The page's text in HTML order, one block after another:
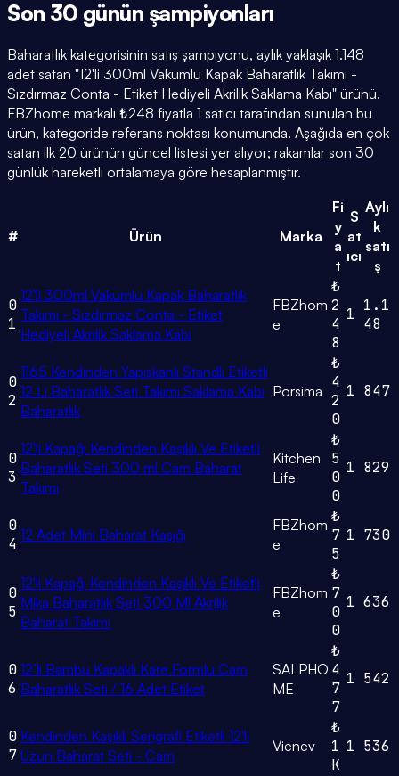
Son 30 günün şampiyonları
Baharatlık kategorisinin satış şampiyonu, aylık yaklaşık 1.148
adet satan "12'li 300ml Vakumlu Kapak Baharatlık Takımı -
Sızdırmaz Conta - Etiket Hediyeli Akrilik Saklama Kabı" ürünü.
FBZhome markalı ₺248 fiyatla 1 satıcı tarafından sunulan bu
ürün, kategoride referans noktası konumunda. Aşağıda en çok
satan ilk 20 ürünün güncel listesi yer alıyor; rakamlar son 30
günlük hareketli ortalamaya göre hesaplanmıştır.
# Ürün Marka
Fi
y
a
t
S
at
ıcı
Aylı
k
satı
ş
0
1
12'li 300ml Vakumlu Kapak Baharatlık
Takımı - Sızdırmaz Conta - Etiket
Hediyeli Akrilik Saklama Kabı
FBZhom
e
₺
2
4
8
1 1.1
48
0
2
1165 Kendinden Yapışkanlı Standlı Etiketli
12 Li Baharatlık Seti Takımı Saklama Kabı
Baharatlık
Porsima
₺
4
2
0
1 847
0
3
12'li Kapağı Kendinden Kaşıklı Ve Etiketli
Baharatlık Seti 300 ml Cam Baharat
Takımı
Kitchen
Life
₺
5
0
0
1 829
0
4 12 Adet Mini Baharat Kaşığı
FBZhom
e
₺
7
5
1 730
0
5
12'li Kapağı Kendinden Kaşıklı Ve Etiketli
Mika Baharatlık Seti 300 Ml Akrilik
Baharat Takımı
FBZhom
e
₺
7
0
0
1 636
0
6
12’li Bambu Kapaklı Kare Formlu Cam
Baharatlık Seti / 16 Adet Etiket
SALPHO
ME
₺
4
7
7
1 542
0
7
Kendinden Kaşıklı Serigrafi Etiketli 12'li
Uzun Baharat Seti - Cam
Vienev
₺
1
K
1 536